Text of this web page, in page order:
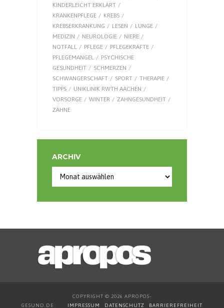
KINDERLEICHT ERKLÄRT
KRANKENPFLEGE
KREBS
KREBSERKRANKUNG
LESEN
LUNGE
MEDIZIN
NEUROLOGIE
NIERE
NOTFALL
PFLEGE
PFLEGEKRÄFTE
PFLEGEMANGEL
PSYCHISCHE
GESUNDHEIT
SCHMERZEN
SCHWANGERSCHAFT
SPORT
THERAPIE
TIPPS
UNIKLINIK RWTH AACHEN
VORSORGE
WINTER
ZAHNGESUNDHEIT
ZÄHNE
ARCHIV
COPYRIGHT © 2026 APROPOS-
GESUND.DE IMPRESSUM DATENSCHUTZ BARRIEREFREIHEIT